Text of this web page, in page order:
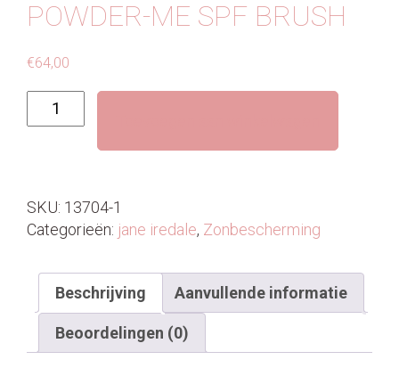
POWDER-ME SPF BRUSH
€64,00
Powder-
ME
SKU: 13704-1
Categorieën: jane iredale, Zonbescherming
Beschrijving Aanvullende informatie
Beoordelingen (0)